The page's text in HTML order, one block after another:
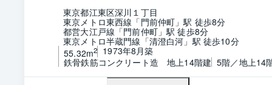
東京都江東区深川１丁目
東京メトロ東西線「門前仲町」駅 徒歩8分
都営大江戸線「門前仲町」駅 徒歩8分
東京メトロ半蔵門線「清澄白河」駅 徒歩10分
55.32m2
1973年8月築
鉄骨鉄筋コンクリート造　地上14階建 5階／地上14